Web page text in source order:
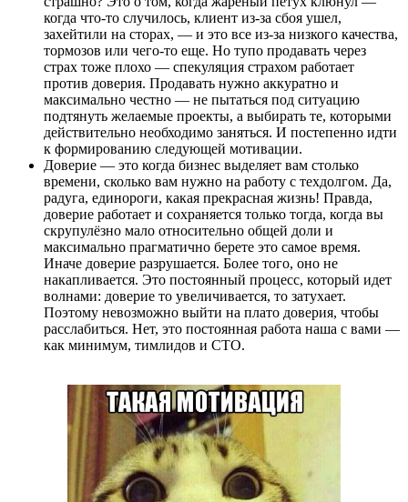
когда что-то случилось, клиент из-за сбоя ушел,
захейтили на сторах, — и это все из-за низкого качества,
тормозов или чего-то еще. Но тупо продавать через
страх тоже плохо — спекуляция страхом работает
против доверия. Продавать нужно аккуратно и
максимально честно — не пытаться под ситуацию
подтянуть желаемые проекты, а выбирать те, которыми
действительно необходимо заняться. И постепенно идти
к формированию следующей мотивации.
Доверие — это когда бизнес выделяет вам столько
времени, сколько вам нужно на работу с техдолгом. Да,
радуга, единороги, какая прекрасная жизнь! Правда,
доверие работает и сохраняется только тогда, когда вы
скрупулёзно мало относительно общей доли и
максимально прагматично берете это самое время.
Иначе доверие разрушается. Более того, оно не
накапливается. Это постоянный процесс, который идет
волнами: доверие то увеличивается, то затухает.
Поэтому невозможно выйти на плато доверия, чтобы
расслабиться. Нет, это постоянная работа наша с вами —
как минимум, тимлидов и CTO.